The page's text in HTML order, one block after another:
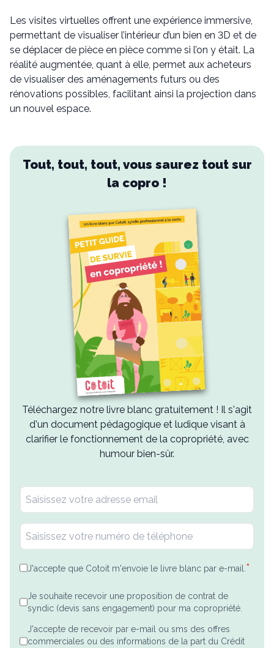
Les visites virtuelles offrent une expérience immersive,
permettant de visualiser l’intérieur d’un bien en 3D et de
se déplacer de pièce en pièce comme si l’on y était. La
réalité augmentée, quant à elle, permet aux acheteurs
de visualiser des aménagements futurs ou des
rénovations possibles, facilitant ainsi la projection dans
un nouvel espace.
Tout, tout, tout, vous saurez tout sur
la copro !
Téléchargez notre livre blanc gratuitement ! Il s'agit
d'un document pédagogique et ludique visant à
clarifier le fonctionnement de la copropriété, avec
humour bien-sûr.
J'accepte que Cotoit m'envoie le livre blanc par e-mail. *
Je souhaite recevoir une proposition de contrat de
syndic (devis sans engagement) pour ma copropriété.
J'accepte de recevoir par e-mail ou sms des offres
commerciales ou des informations de la part du Crédit